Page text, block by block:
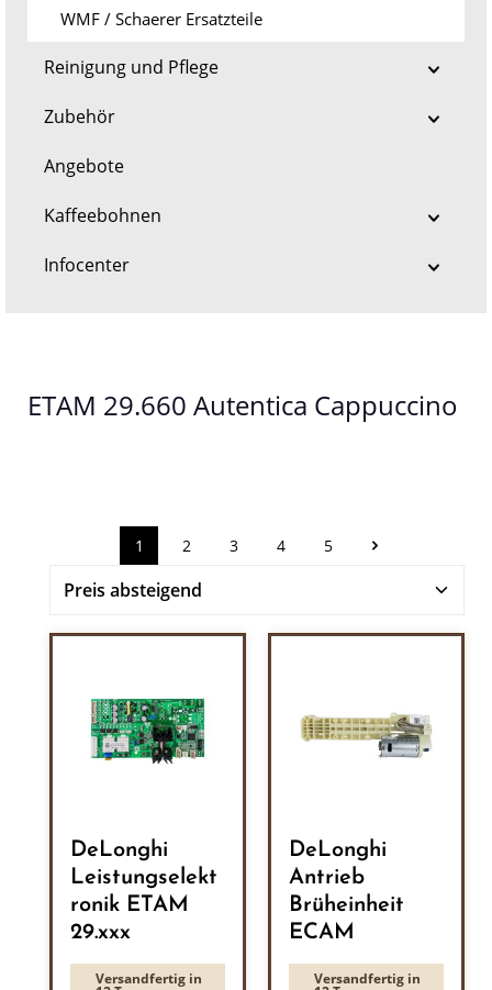
WMF / Schaerer Ersatzteile
Reinigung und Pflege
Zubehör
Angebote
Kaffeebohnen
Infocenter
ETAM 29.660 Autentica Cappuccino
Seite
1 Seite
2 Seite
3 Seite
4 Seite
5
DeLonghi
Leistungselekt
ronik ETAM
29.xxx
Versandfertig in
DeLonghi
Antrieb
Brüheinheit
ECAM
Versandfertig in